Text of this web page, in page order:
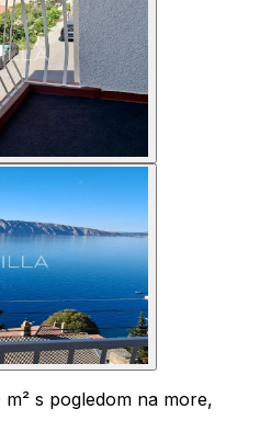
s pogledom na more,